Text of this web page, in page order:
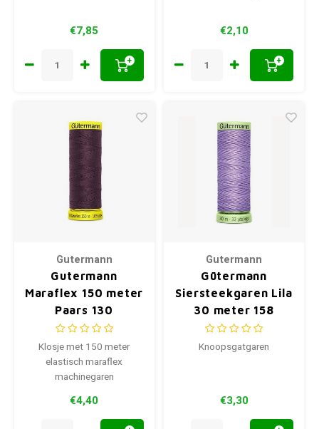
€7,85
+
€2,10
+
Gutermann
Gutermann
Maraflex 150 meter
Paars 130
Klosje met 150 meter
elastisch maraflex
machinegaren
€4,40
Gutermann
Gütermann
Siersteekgaren Lila
30 meter 158
Knoopsgatgaren
€3,30